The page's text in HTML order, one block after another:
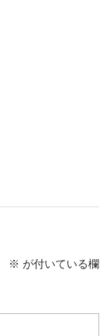
※ が付いている欄